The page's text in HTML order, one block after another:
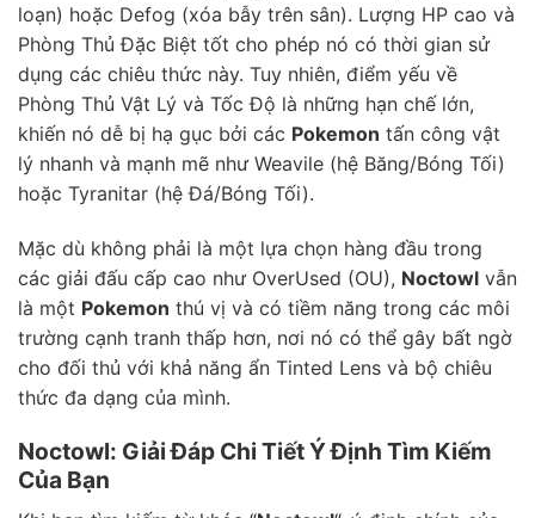
loạn) hoặc Defog (xóa bẫy trên sân). Lượng HP cao và
Phòng Thủ Đặc Biệt tốt cho phép nó có thời gian sử
dụng các chiêu thức này. Tuy nhiên, điểm yếu về
Phòng Thủ Vật Lý và Tốc Độ là những hạn chế lớn,
khiến nó dễ bị hạ gục bởi các Pokemon tấn công vật
lý nhanh và mạnh mẽ như Weavile (hệ Băng/Bóng Tối)
hoặc Tyranitar (hệ Đá/Bóng Tối).
Mặc dù không phải là một lựa chọn hàng đầu trong
các giải đấu cấp cao như OverUsed (OU), Noctowl vẫn
là một Pokemon thú vị và có tiềm năng trong các môi
trường cạnh tranh thấp hơn, nơi nó có thể gây bất ngờ
cho đối thủ với khả năng ẩn Tinted Lens và bộ chiêu
thức đa dạng của mình.
Noctowl: Giải Đáp Chi Tiết Ý Định Tìm Kiếm
Của Bạn